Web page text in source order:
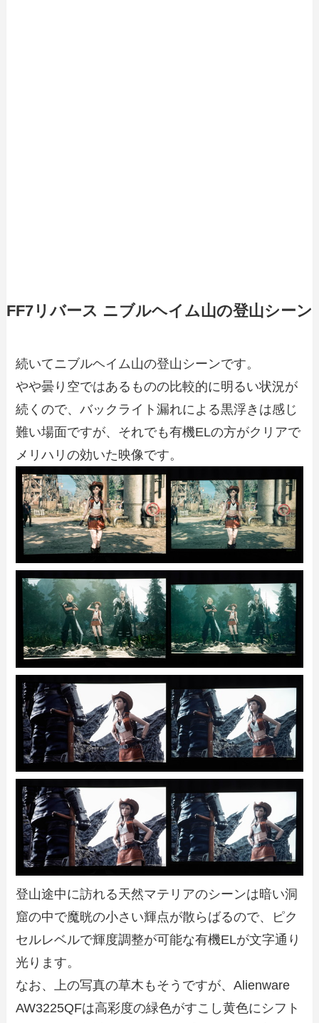
FF7リバース ニブルヘイム山の登山シーン
続いてニブルヘイム山の登山シーンです。
やや曇り空ではあるものの比較的に明るい状況が
続くので、バックライト漏れによる黒浮きは感じ
難い場面ですが、それでも有機ELの方がクリアで
メリハリの効いた映像です。
登山途中に訪れる天然マテリアのシーンは暗い洞
窟の中で魔晄の小さい輝点が散らばるので、ピク
セルレベルで輝度調整が可能な有機ELが文字通り
光ります。
なお、上の写真の草木もそうですが、Alienware
AW3225QFは高彩度の緑色がすこし黄色にシフト